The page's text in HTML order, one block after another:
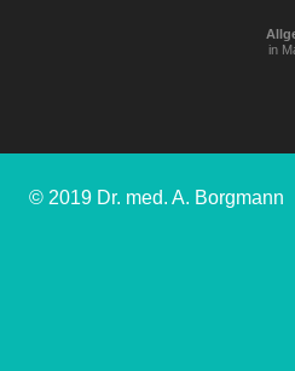
in
© 2019 Dr. med. A. Borgmann